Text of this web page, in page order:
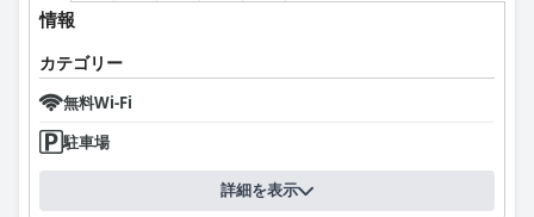
情報
カテゴリー
無料Wi-Fi
駐車場
詳細を表示